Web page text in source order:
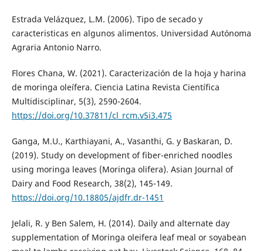
Estrada Velázquez, L.M. (2006). Tipo de secado y
caracteristicas en algunos alimentos. Universidad Autónoma
Agraria Antonio Narro.
Flores Chana, W. (2021). Caracterización de la hoja y harina
de moringa oleífera. Ciencia Latina Revista Científica
Multidisciplinar, 5(3), 2590-2604.
https://doi.org/10.37811/cl_rcm.v5i3.475
Ganga, M.U., Karthiayani, A., Vasanthi, G. y Baskaran, D.
(2019). Study on development of fiber-enriched noodles
using moringa leaves (Moringa olifera). Asian Journal of
Dairy and Food Research, 38(2), 145-149.
https://doi.org/10.18805/ajdfr.dr-1451
Jelali, R. y Ben Salem, H. (2014). Daily and alternate day
supplementation of Moringa oleifera leaf meal or soyabean